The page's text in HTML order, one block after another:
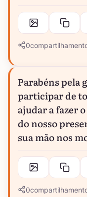
0
Parabéns pela
participar de
ajudar a fazer
do nosso
sua mão nos
0